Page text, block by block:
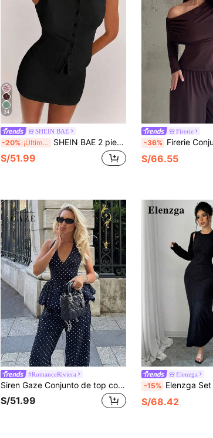
34
SHEIN BAE
-20% ¡Últimos 2 días SHEIN BAE 2 piezas/Set Top de tirantes casual de cuello redondo a rayas de punto para mujer y minifalda de cintura baja, negro, verano, sexy chic, noche de club, vacaciones en Ibiza, conjunto amarillo
S/51.99
Firerie
-36% Firerie Conjunto de camiseta de manga larga ajustada con hombro asimétrico y pantalones rectos holgados de punto elástico, de estilo
S/66.55
#RomanceRiviera
Siren Gaze Conjunto de top con cuello en V y volantes en azul marino y pantalones de pierna ancha, traje de lunares, conjunto elegante de 2 piezas para oficina de verano
S/51.99
Elenzga
-15% Elenzga Set de 2 piezas Vestido largo de sirena de
S/68.42